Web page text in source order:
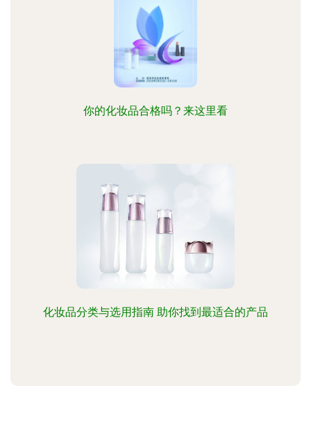
你的化妆品合格吗？来这里看
化妆品分类与选用指南 助你找到最适合的产品